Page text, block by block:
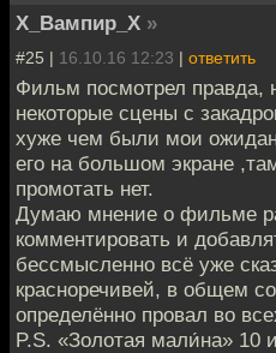
Х_Вампир_Х »
#25 | 16.10.16 12:23 | ответить
Фильм посмотрел правда,
некоторые сцены с
хуже чем были мои
его на большом экране
промотать нет.
Думаю мнение о фильме
комментировать и
бессмысленно всё уже
красноречивей, в общем
определённо провал во
P.S. «Золотая мали́на» 10